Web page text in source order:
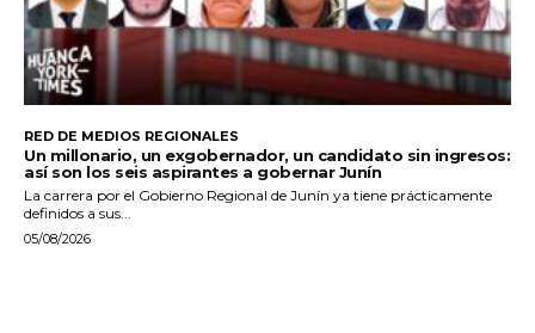
RED DE MEDIOS REGIONALES
Un millonario, un exgobernador, un candidato sin ingresos:
así son los seis aspirantes a gobernar Junín
La carrera por el Gobierno Regional de Junín ya tiene prácticamente
definidos a sus...
05/08/2026